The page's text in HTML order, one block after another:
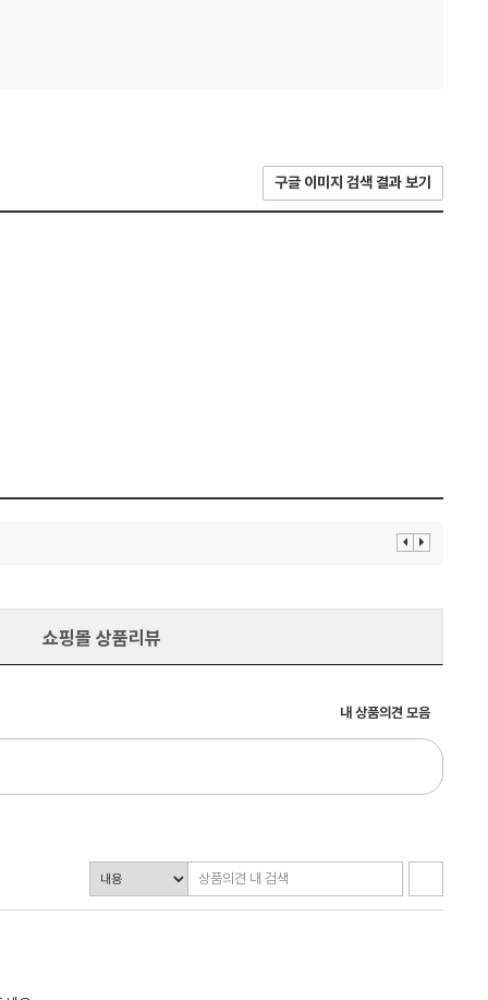
구글 이미지 검색 결과 보기
이 다
쇼핑몰 상품리뷰
내 상품의견 모음